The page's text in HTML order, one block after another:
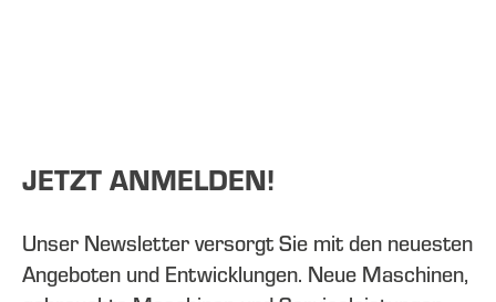
JETZT ANMELDEN!
Unser Newsletter versorgt Sie mit den neuesten
Angeboten und Entwicklungen. Neue Maschinen,